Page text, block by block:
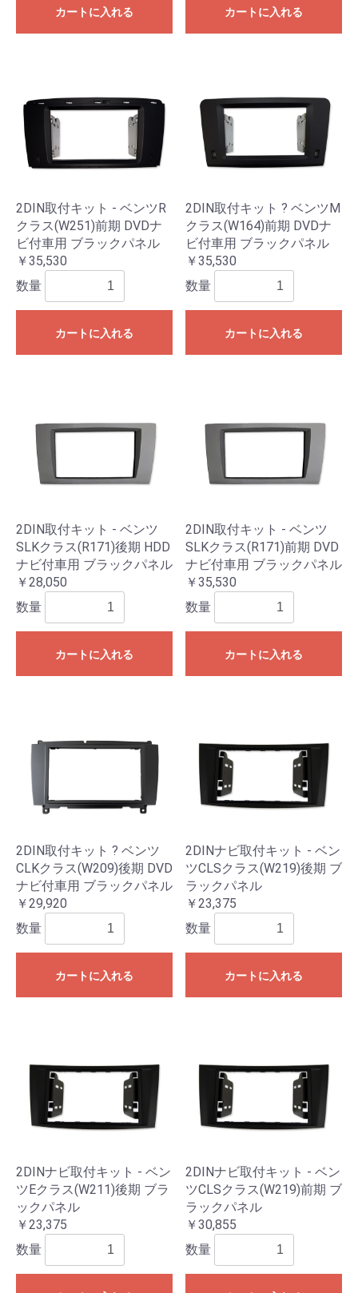
カートに入れる カートに入れる
2DIN取付キット - ベンツR
クラス(W251)前期 DVDナ
ビ付車用 ブラックパネル
￥35,530
数量
カートに入れる
2DIN取付キット ? ベンツM
クラス(W164)前期 DVDナ
ビ付車用 ブラックパネル
￥35,530
数量
カートに入れる
2DIN取付キット - ベンツ
SLKクラス(R171)後期 HDD
ナビ付車用 ブラックパネル
￥28,050
数量
カートに入れる
2DIN取付キット - ベンツ
SLKクラス(R171)前期 DVD
ナビ付車用 ブラックパネル
￥35,530
数量
カートに入れる
2DIN取付キット ? ベンツ
CLKクラス(W209)後期 DVD
ナビ付車用 ブラックパネル
￥29,920
数量
カートに入れる
2DINナビ取付キット - ベン
ツCLSクラス(W219)後期 ブ
ラックパネル
￥23,375
数量
カートに入れる
2DINナビ取付キット - ベン
ツEクラス(W211)後期 ブラ
ックパネル
￥23,375
数量
2DINナビ取付キット - ベン
ツCLSクラス(W219)前期 ブ
ラックパネル
￥30,855
数量